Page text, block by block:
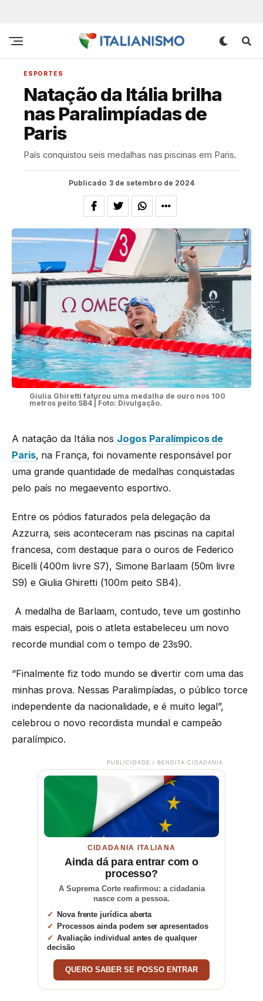
ESPORTES
Natação da Itália brilha
nas Paralimpíadas de
Paris
País conquistou seis medalhas nas piscinas em Paris.
Publicado 3 de setembro de 2024
Giulia Ghiretti faturou uma medalha de ouro nos 100
metros peito SB4 | Foto: Divulgação.
A natação da Itália nos Jogos Paralímpicos de
Paris, na França, foi novamente responsável por
uma grande quantidade de medalhas conquistadas
pelo país no megaevento esportivo.
Entre os pódios faturados pela delegação da
Azzurra, seis aconteceram nas piscinas na capital
francesa, com destaque para o ouros de Federico
Bicelli (400m livre S7), Simone Barlaam (50m livre
S9) e Giulia Ghiretti (100m peito SB4).
A medalha de Barlaam, contudo, teve um gostinho
mais especial, pois o atleta estabeleceu um novo
recorde mundial com o tempo de 23s90.
“Finalmente fiz todo mundo se divertir com uma das
minhas prova. Nessas Paralimpíadas, o público torce
independente da nacionalidade, e é muito legal”,
celebrou o novo recordista mundial e campeão
paralímpico.
PUBLICIDADE / BENDITA CIDADANIA
CIDADANIA ITALIANA
Ainda dá para entrar com o
processo?
A Suprema Corte reafirmou: a cidadania
nasce com a pessoa.
Nova frente jurídica aberta
Processos ainda podem ser apresentados
Avaliação individual antes de qualquer
decisão
QUERO SABER SE POSSO ENTRAR